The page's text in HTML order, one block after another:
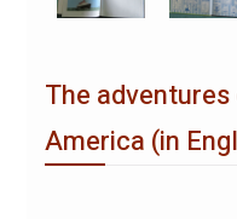
The
America (in